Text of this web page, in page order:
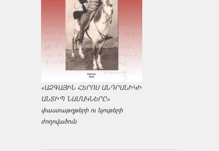
«ԱԶԳԱՅԻՆ ՀԵՐՈՍ ԱՆԴՐԱՆԻԿԻ
ԱՆՏԻՊ ՆԱՄԱԿՆԵՐԸ»
փաստաթղթերի ու նյութերի
ժողովածուն